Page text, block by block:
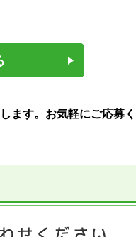
ます。お気軽にご応募く